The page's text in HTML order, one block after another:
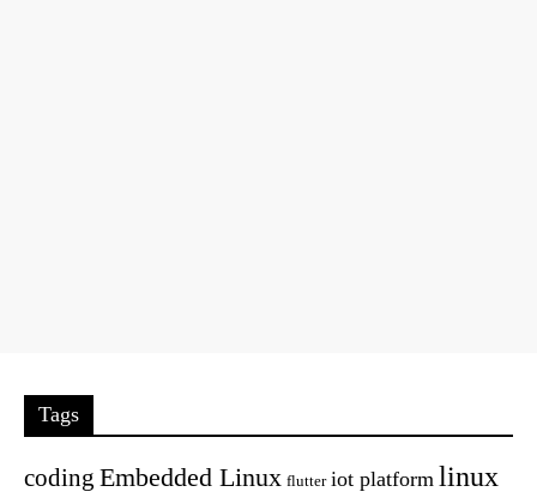
Tags
coding Embedded Linux flutter iot platform linux